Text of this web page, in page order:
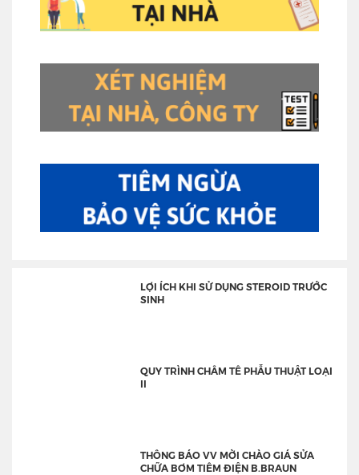
LỢI ÍCH KHI SỬ DỤNG STEROID TRƯỚC
SINH
QUY TRÌNH CHÂM TÊ PHẪU THUẬT LOẠI
II
THÔNG BÁO VV MỜI CHÀO GIÁ SỬA
CHỮA BƠM TIÊM ĐIỆN B.BRAUN